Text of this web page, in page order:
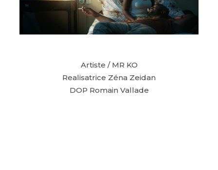
Artiste / MR KO
Realisatrice Zéna Zeidan
DOP Romain Vallade